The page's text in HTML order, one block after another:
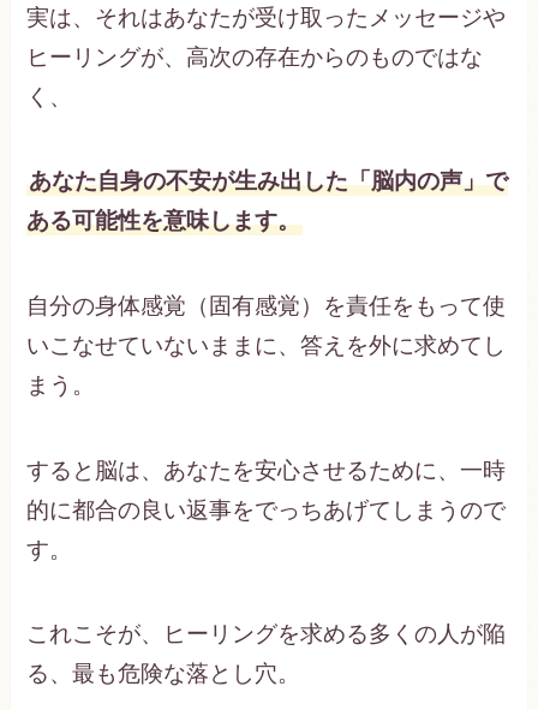
実は、それはあなたが受け取ったメッセージや
ヒーリングが、高次の存在からのものではな
く、
あなた自身の不安が生み出した「脳内の声」で
ある可能性を意味します。
自分の身体感覚（固有感覚）を責任をもって使
いこなせていないままに、答えを外に求めてし
まう。
すると脳は、あなたを安心させるために、一時
的に都合の良い返事をでっちあげてしまうので
す。
これこそが、ヒーリングを求める多くの人が陥
る、最も危険な落とし穴。